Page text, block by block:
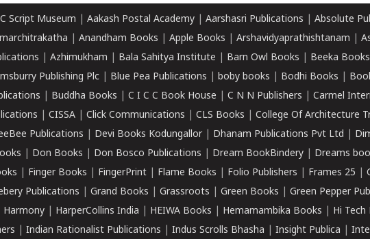
Script Museum Aakash Postal Academy Aarshasri Publications Absolute
Anandham Books Apple Books Arshavidyaprathishtanam
Azhimukham Bala Sahitya Institute Barn Owl Books Beeka Books
Publishing Plc Blue Pea Publications boby books Bodhi Books
Buddha Books C I C C Book House C N N Publishers Carmel
CISSA Click Communications CLS Books College Of Architecture
Publications Devi Books Kodungallor| Dhanam Publications Pvt Ltd
Don Books Don Bosco Publications Dream BookBindery Dreams
Finger Books FingerPrint Flame Books Folio Publishers Frames 25
Publications Grand Books Grassroots Green Books Green Pepper
Harmony HarperCollins India HEIWA Books Hemamambika Books Hi Tech
Indian Rationalist Publications Indus Scrolls Bhasha Insight Publica